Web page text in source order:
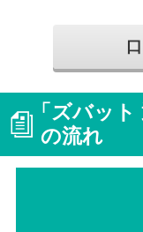
「ズバット
の流れ